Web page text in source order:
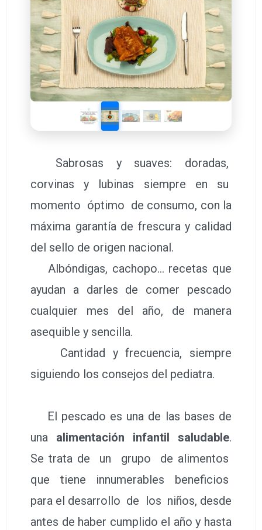
Sabrosas y suaves: doradas,
corvinas y lubinas siempre en su
momento óptimo de consumo, con la
máxima garantía de frescura y calidad
del sello de origen nacional.
Albóndigas, cachopo… recetas que
ayudan a darles de comer pescado
cualquier mes del año, de manera
asequible y sencilla.
Cantidad y frecuencia, siempre
siguiendo los consejos del pediatra.
El pescado es una de las bases de
una alimentación infantil saludable.
Se trata de un grupo de alimentos
que tiene innumerables beneficios
para el desarrollo de los niños, desde
antes de haber cumplido el año y hasta